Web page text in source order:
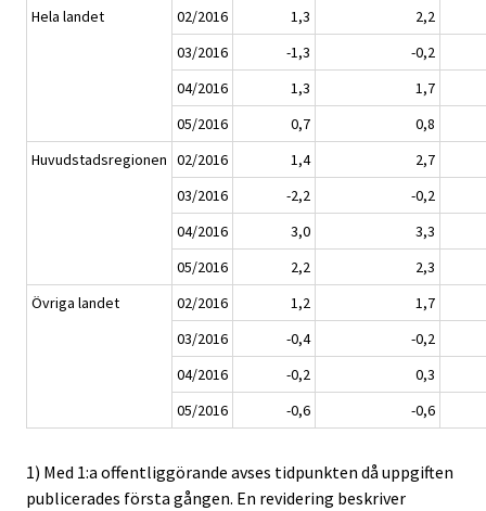
Hela landet 02/2016 1,3
2,2
03/2016
-1,3
-0,2
04/2016
1,3
1,7
05/2016
0,7
0,8
Huvudstadsregionen 02/2016 1,4
2,7
03/2016
-2,2
-0,2
04/2016
3,0
3,3
05/2016
2,2
2,3
Övriga landet
02/2016 1,2
1,7
03/2016
-0,4
-0,2
04/2016
-0,2
0,3
05/2016
-0,6 -0,6
1) Med 1:a offentliggörande avses tidpunkten då uppgiften
publicerades första gången. En revidering beskriver